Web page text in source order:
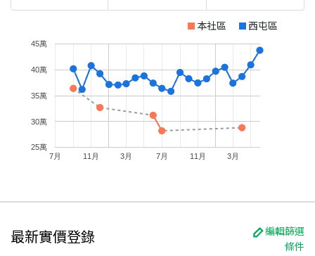
本社區 西屯區
7月 11月 3月 7月 11月 3月
25萬
30萬
35萬
40萬
45萬
最新實價登錄
編輯篩選
條件